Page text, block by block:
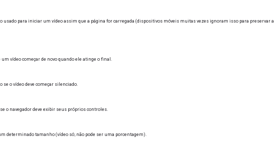
usado para iniciar um vídeo assim que a página for carregada (dispositivos móveis muitas vezes ignoram isso para preservar a
vídeo começar de novo quando ele atinge o final.
o vídeo deve começar silenciado.
o navegador deve exibir seus próprios controles.
determinado tamanho (vídeo só; não pode ser uma porcentagem).